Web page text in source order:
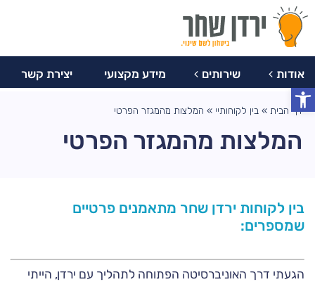
פתח סרגל נגישות
אודות
אודות שירותים מידע מקצועי יצירת קשר
דף הבית» בין לקוחותיי » המלצות מהמגזר הפרטי
המלצות מהמגזר הפרטי
בין לקוחות ירדן שחר מתאמנים פרטיים
שמספרים:
הגעתי דרך האוניברסיטה הפתוחה לתהליך עם ירדן, הייתי